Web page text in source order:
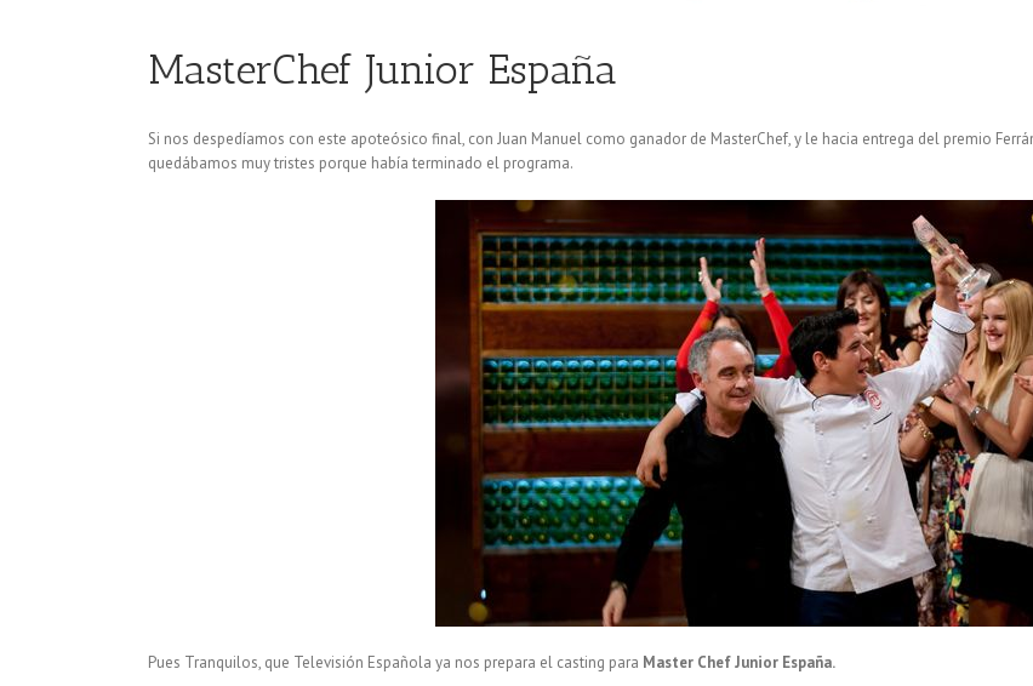
MasterChef Junior España
Si nos despedíamos con este apoteósico final, con Juan Manuel como ganador de MasterChef, y le hacia entrega del premio
quedábamos muy tristes porque había terminado el programa.
Pues Tranquilos, que Televisión Española ya nos prepara el casting para Master Chef Junior España.